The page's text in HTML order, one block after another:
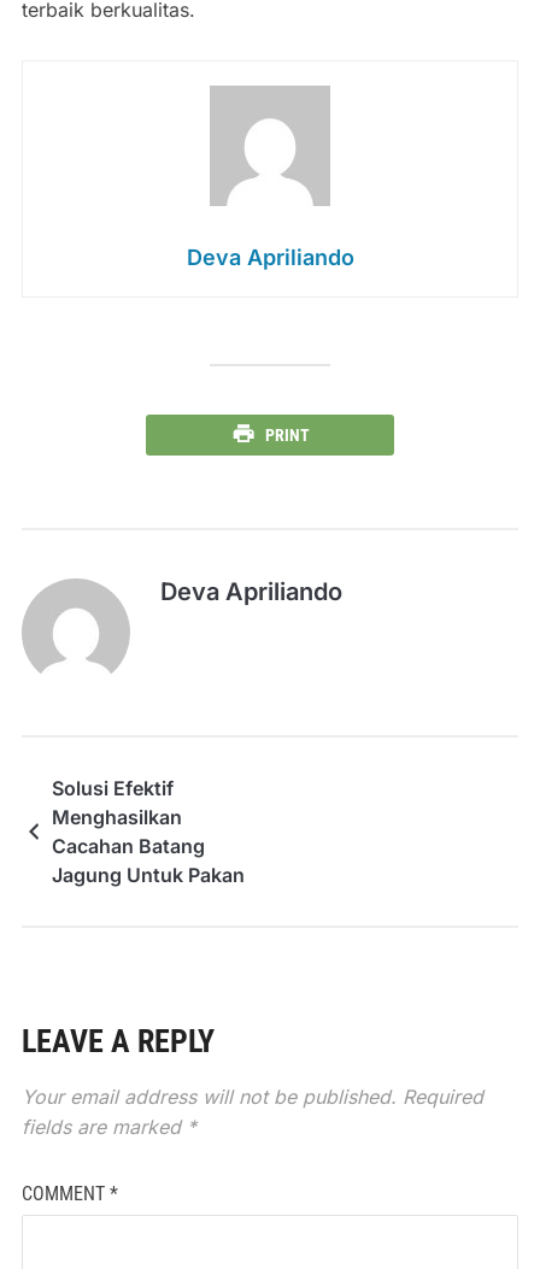
terbaik berkualitas.
Deva Apriliando
PRINT
Deva Apriliando
Solusi Efektif
Menghasilkan
Cacahan Batang
Jagung Untuk Pakan
LEAVE A REPLY
Your email address will not be published. Required
fields are marked *
COMMENT *